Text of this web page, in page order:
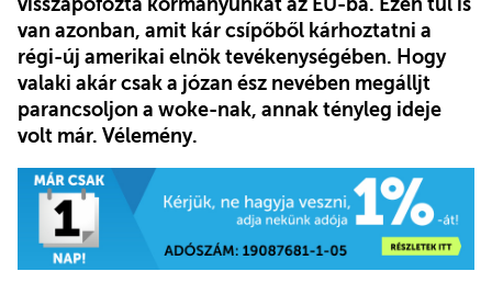
van azonban, amit kár csípőből kárhoztatni a
régi-új amerikai elnök tevékenységében. Hogy
valaki akár csak a józan ész nevében megálljt
parancsoljon a woke-nak, annak tényleg ideje
volt már. Vélemény.